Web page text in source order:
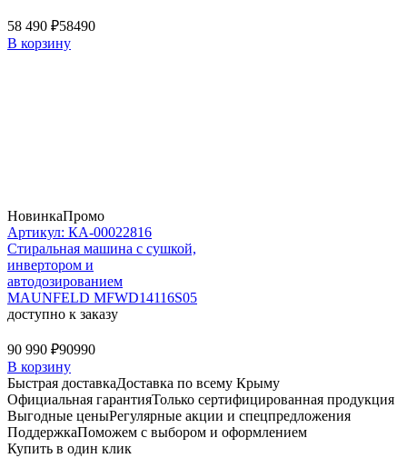
58 490 ₽58490
В корзину
НовинкаПромо
Артикул: КА-00022816
Стиральная машина c сушкой,
инвертором и
автодозированием
MAUNFELD MFWD14116S05
доступно к заказу
90 990 ₽90990
В корзину
Быстрая доставкаДоставка по всему Крыму
Официальная гарантияТолько сертифицированная продукция
Выгодные ценыРегулярные акции и спецпредложения
ПоддержкаПоможем с выбором и оформлением
Купить в один клик